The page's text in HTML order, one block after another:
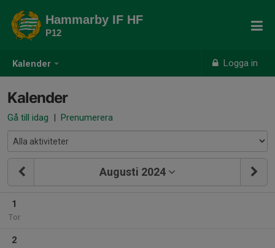
Kalender Logga in
Hammarby IF HF
P12
Kalender
Gå till idag | Prenumerera
Augusti 2024
1
Tor
2